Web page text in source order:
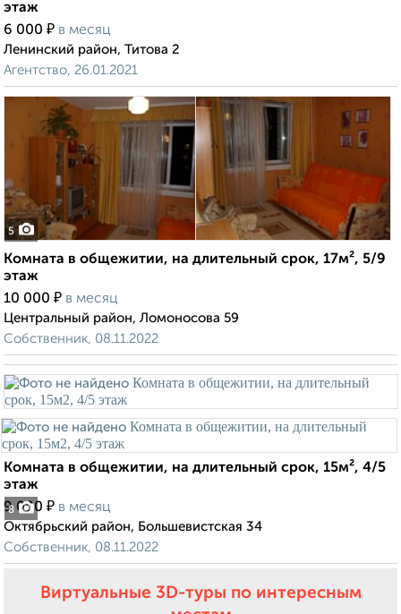
этаж
6 000 ₽ в месяц
Ленинский район, Титова 2
Агентство, 26.01.2021
5
Комната в общежитии, на длительный срок, 17м², 5/9
этаж
10 000 ₽ в месяц
Центральный район, Ломоносова 59
Собственник, 08.11.2022
8
Комната в общежитии, на длительный срок, 15м², 4/5
этаж
9 000 ₽ в месяц
Октябрьский район, Большевистская 34
Собственник, 08.11.2022
Виртуальные 3D-туры по интересным